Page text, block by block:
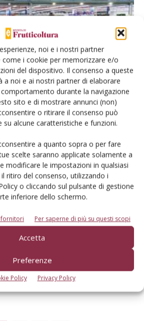
noi e i nostri partner
i cookie per memorizzare e/o
del dispositivo. Il consenso a queste
a noi e ai nostri partner di elaborare
durante la navigazione
sito e di mostrare annunci (non)
o ritirare il consenso può
su alcune caratteristiche e funzioni.
a quanto sopra o per fare
scelte saranno applicate solamente a
modificare le impostazioni in qualsiasi
ritiro del consenso, utilizzando i
o cliccando sul pulsante di gestione
inferiore dello schermo.
fornitori Per saperne di più su questi scopi
Accetta
Preferenze
Policy Privacy Policy
trend positivo per mele,
Aprile 2021
sul mercato europeo
fragola...